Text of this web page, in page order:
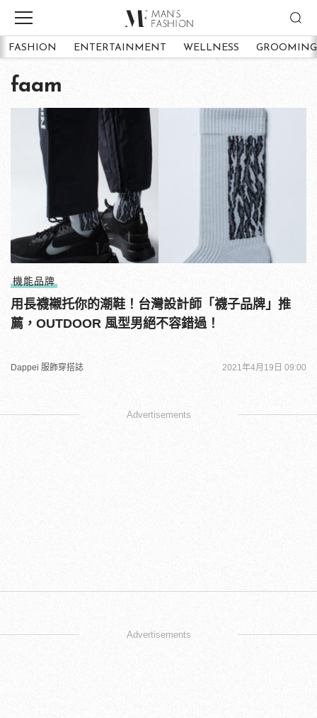
FASHION ENTERTAINMENT WELLNESS GROOMING
faam
機能品牌
用長襪襯托你的潮鞋！台灣設計師「襪子品牌」推
薦，OUTDOOR 風型男絕不容錯過！
Dappei 服飾穿搭誌 2021年4月19日 09:00
Advertisements
Advertisements